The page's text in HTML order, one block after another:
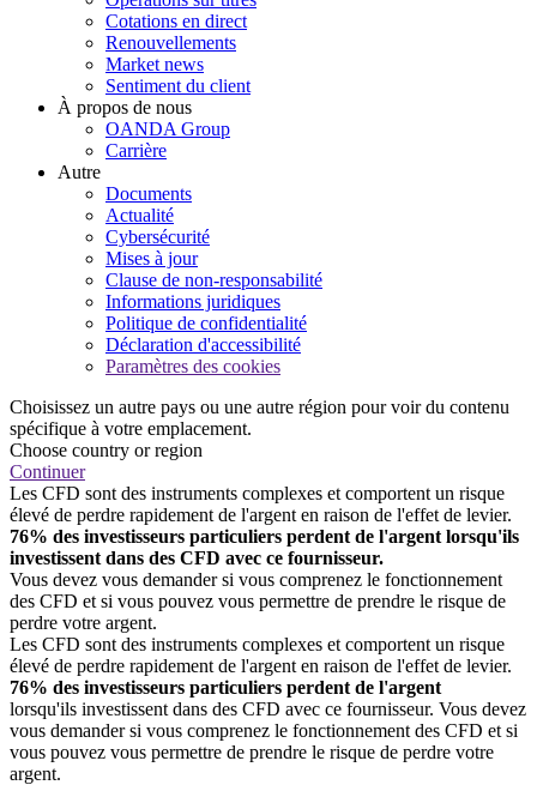
Cotations en direct
Renouvellements
Market news
Sentiment du client
À propos de nous
OANDA Group
Carrière
Autre
Documents
Actualité
Cybersécurité
Mises à jour
Clause de non-responsabilité
Informations juridiques
Politique de confidentialité
Déclaration d'accessibilité
Paramètres des cookies
Choisissez un autre pays ou une autre région pour voir du contenu
spécifique à votre emplacement.
Choose country or region
Continuer
Les CFD sont des instruments complexes et comportent un risque
élevé de perdre rapidement de l'argent en raison de l'effet de levier.
76% des investisseurs particuliers perdent de l'argent lorsqu'ils
investissent dans des CFD avec ce fournisseur.
Vous devez vous demander si vous comprenez le fonctionnement
des CFD et si vous pouvez vous permettre de prendre le risque de
perdre votre argent.
Les CFD sont des instruments complexes et comportent un risque
élevé de perdre rapidement de l'argent en raison de l'effet de levier.
76% des investisseurs particuliers perdent de l'argent
lorsqu'ils investissent dans des CFD avec ce fournisseur. Vous devez
vous demander si vous comprenez le fonctionnement des CFD et si
vous pouvez vous permettre de prendre le risque de perdre votre
argent.